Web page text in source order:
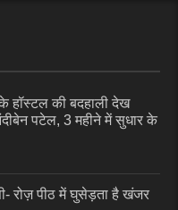
के हॉस्टल की बदहाली देख
पटेल, 3 महीने में सुधार के
रोज़ पीठ में घुसेड़ता है खंजर